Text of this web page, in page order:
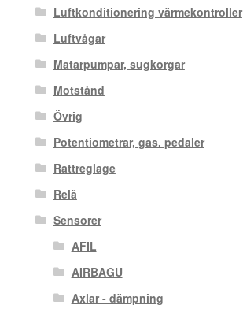
Luftkonditionering värmekontroller
Luftvågar
Matarpumpar, sugkorgar
Motstånd
Övrig
Potentiometrar, gas. pedaler
Rattreglage
Relä
Sensorer
AFIL
AIRBAGU
Axlar - dämpning